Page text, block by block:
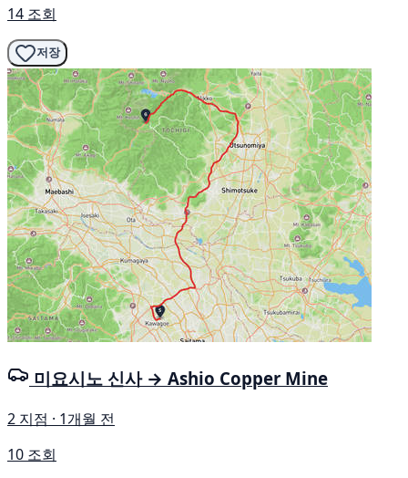
14 조회
저장
미요시노 신사 → Ashio Copper Mine
2 지점 · 1개월 전
10 조회